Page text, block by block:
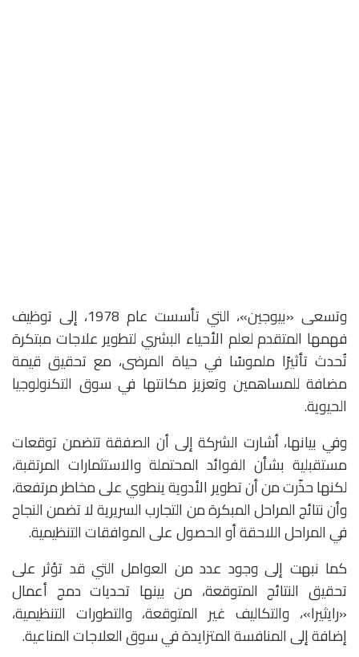
وتسعى «بيوجين»، التي تأسست عام 1978، إلى توظيف
فهمها المتقدم لعلم الأحياء البشري لتطوير علاجات مبتكرة
تُحدث تأثيرًا ملموسًا في حياة المرضى، مع تحقيق قيمة
مضافة للمساهمين وتعزيز مكانتها في سوق التكنولوجيا
الحيوية.
وفي بيانها، أشارت الشركة إلى أن الصفقة تتضمن توقعات
مستقبلية بشأن الفوائد المحتملة والاستثمارات المرتقبة،
لكنها حذّرت من أن تطوير الأدوية ينطوي على مخاطر مرتفعة،
وأن نتائج المراحل المبكرة من التجارب السريرية لا تضمن النجاح
في المراحل اللاحقة أو الحصول على الموافقات التنظيمية.
كما نبهت إلى وجود عدد من العوامل التي قد تؤثر على
تحقيق النتائج المتوقعة، من بينها تحديات دمج أعمال
«رايثيرا»، والتكاليف غير المتوقعة، والتطورات التنظيمية،
إضافة إلى المنافسة المتزايدة في سوق العلاجات المناعية.